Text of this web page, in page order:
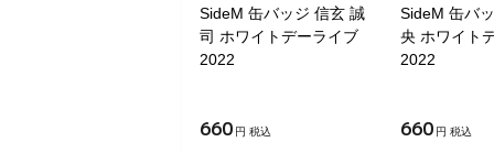
SideM 缶バッジ 信玄 誠
司 ホワイトデーライブ
2022
660 円 税込
SideM 缶バ
央 ホワイト
2022
660 円 税込